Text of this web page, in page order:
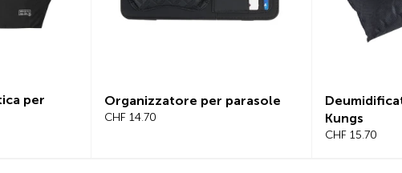
per Organizzatore per parasole
CHF 14.70
Kungs
CHF 15.70